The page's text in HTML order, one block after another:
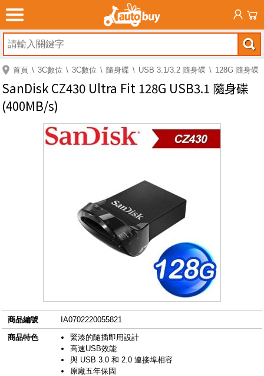
首頁 3C數位 3C數位 隨身碟 USB 3.1/3.2 隨身碟 128G 隨身碟
SanDisk CZ430 Ultra Fit 128G USB3.1 隨身碟
(400MB/s)
商品編號
IA0702220055821
商品特色
緊湊的隨插即用設計
高速USB效能
與 USB 3.0 和 2.0 連接埠相容
原廠五年保固